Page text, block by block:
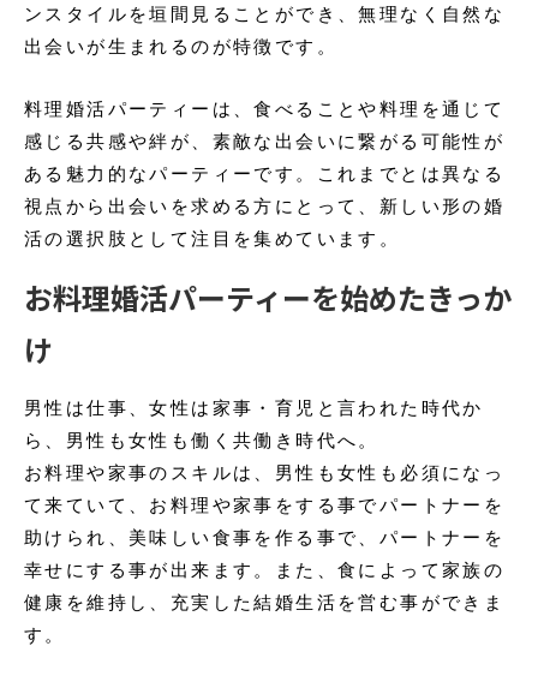
ンスタイルを垣間見ることができ、無理なく自然な
出会いが生まれるのが特徴です。
料理婚活パーティーは、食べることや料理を通じて
感じる共感や絆が、素敵な出会いに繋がる可能性が
ある魅力的なパーティーです。これまでとは異なる
視点から出会いを求める方にとって、新しい形の婚
活の選択肢として注目を集めています。
お料理婚活パーティーを始めたきっか
け
男性は仕事、女性は家事・育児と言われた時代か
ら、男性も女性も働く共働き時代へ。
お料理や家事のスキルは、男性も女性も必須になっ
て来ていて、お料理や家事をする事でパートナーを
助けられ、美味しい食事を作る事で、パートナーを
幸せにする事が出来ます。また、食によって家族の
健康を維持し、充実した結婚生活を営む事ができま
す。